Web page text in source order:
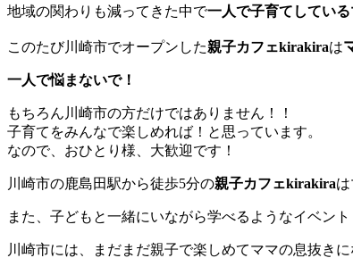
地域の関わりも減ってきた中で一人で子育てしている
このたび川崎市でオープンした親子カフェkirakiraは
一人で悩まないで！
もちろん川崎市の方だけではありません！！
子育てをみんなで楽しめれば！と思っています。
なので、おひとり様、大歓迎です！
川崎市の鹿島田駅から徒歩5分の親子カフェkirakira
また、子どもと一緒にいながら学べるようなイベン
川崎市には、まだまだ親子で楽しめてママの息抜き